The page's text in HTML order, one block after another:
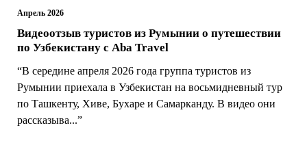
Апрель 2026
Видеоотзыв туристов из Румынии о путешествии
по Узбекистану с Aba Travel
“В середине апреля 2026 года группа туристов из
Румынии приехала в Узбекистан на восьмидневный тур
по Ташкенту, Хиве, Бухаре и Самарканду. В видео они
рассказыва...”